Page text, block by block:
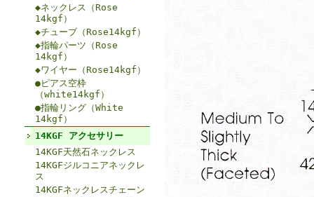
◆ネックレス（Rose
14kgf）
◆チューブ（Rose14kgf）
◆指輪パーツ（Rose
14kgf）
◆ワイヤー（Rose14kgf）
●ピアス空枠
（white14kgf）
●指輪リング（White
14kgf）
14KGF アクセサリー
14KGF天然石ネックレス
14KGFジルコニアネックレ
ス
14KGFネックレスチェーン